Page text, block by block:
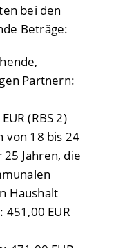
bei den
Beträge:
Partnern:
(RBS 2)
von 18 bis 24
Jahren, die
Haushalt
451,00 EUR